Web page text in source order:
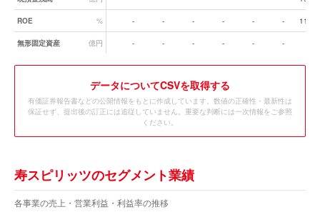
ROE % - - - - - - 11.3
無形固定資産 億円 - - - - - -
データについてCSVを取得する
有価証券報告書などの公開情報をもとに作成しています。数値の正確性・最新性は
保証せず、提出後の訂正には追従していません。重要な判断には一次情報をご参照
ください。
寿スピリッツのセグメント業績
各事業の売上・営業利益・利益率の推移